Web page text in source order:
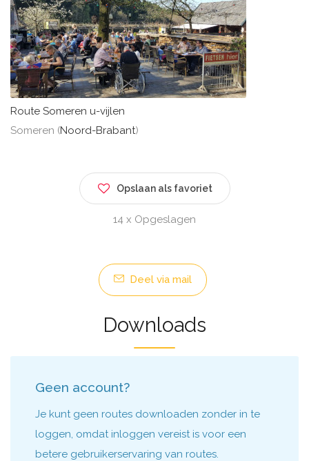
Route Someren u-vijlen
Someren (Noord-Brabant)
Opslaan als favoriet
14 x Opgeslagen
Deel via mail
Downloads
Geen account?
Je kunt geen routes downloaden zonder in te
loggen, omdat inloggen vereist is voor een
betere gebruikerservaring van routes.